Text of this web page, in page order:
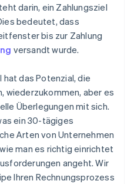
darin, ein Zahlungsziel
bedeutet, dass
bis zur Zahlung
versandt wurde.
das Potenzial, die
wiederzukommen, aber es
Überlegungen mit sich.
ein 30-tägiges
Arten von Unternehmen
man es richtig einrichtet
angeht. Wir
Ihren Rechnungsprozess